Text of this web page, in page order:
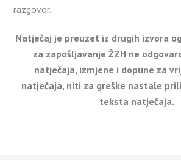
razgovor.
Natječaj je preuzet iz drugih izvora
za zapošljavanje ŽZH ne
natječaja, izmjene i dopune za
natječaja, niti za greške nastale
teksta natječaja.